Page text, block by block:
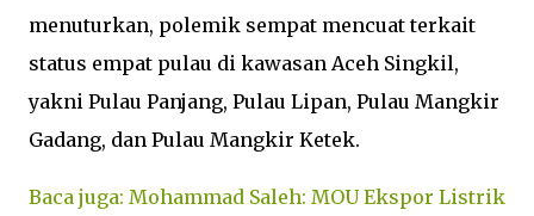
menuturkan, polemik sempat mencuat terkait
status empat pulau di kawasan Aceh Singkil,
yakni Pulau Panjang, Pulau Lipan, Pulau Mangkir
Gadang, dan Pulau Mangkir Ketek.
Baca juga: Mohammad Saleh: MOU Ekspor Listrik